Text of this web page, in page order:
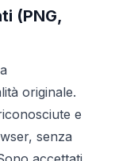
(PNG,
originale.
e
senza